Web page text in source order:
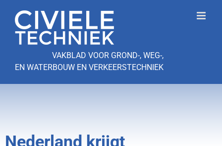
naar
inhoud
VAKBLAD VOOR GROND-, WEG-,
EN WATERBOUW EN VERKEERSTECHNIEK
Nederland krijgt